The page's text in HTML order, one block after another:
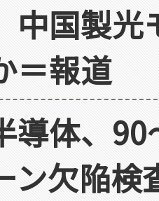
中国製光
＝報道
導体、
ン欠陥検